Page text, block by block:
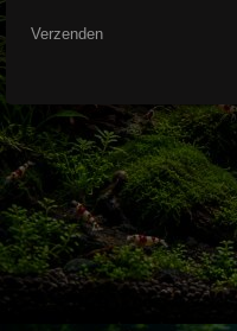
Verzenden